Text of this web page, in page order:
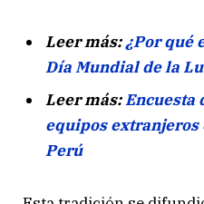
Leer más:¿Por qué
Día Mundial de la
Leer más:Encuesta
equipos extranjeros
Perú